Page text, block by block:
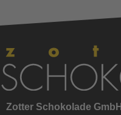
Zotter Schokolade GmbH